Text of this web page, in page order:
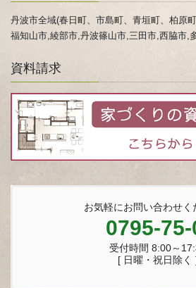
丹波市全域(春日町、市島町、青垣町、柏原
福知山市,綾部市,丹波篠山市,三田市,西脇市,
資料請求
お気軽にお問い合わせく
0795-
受付時間 8:00～
[ 日曜・祝日除く